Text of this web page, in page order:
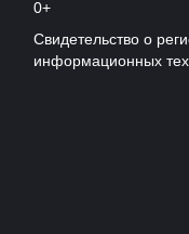
0+
Свидетельство о
информационных